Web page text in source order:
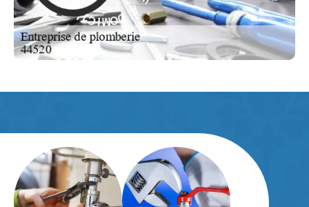
S
E
R O
M
I
C
I
L
E
-